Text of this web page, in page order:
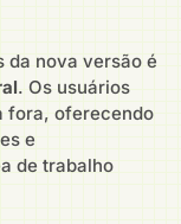
da nova versão é
. Os usuários
fora, oferecendo
e
de trabalho